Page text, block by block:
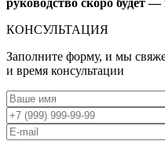
руководство скоро будет
КОНСУЛЬТАЦИЯ
Заполните форму, и мы
и время консультации